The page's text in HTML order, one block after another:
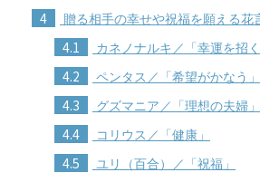
4 贈る相手の幸せや祝福を願える花
4.1 カネノナルキ／「幸運を招く
4.2 ペンタス／「希望がかなう」
4.3 グズマニア／「理想の夫婦」
4.4 コリウス／「健康」
4.5 ユリ（百合）／「祝福」